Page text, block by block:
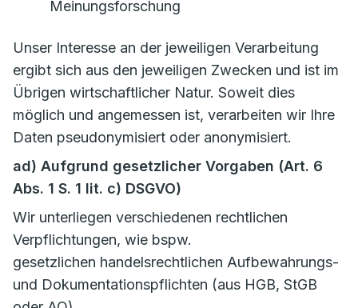
Meinungsforschung
Unser Interesse an der jeweiligen Verarbeitung
ergibt sich aus den jeweiligen Zwecken und ist im
Übrigen wirtschaftlicher Natur. Soweit dies
möglich und angemessen ist, verarbeiten wir Ihre
Daten pseudonymisiert oder anonymisiert.
ad) Aufgrund gesetzlicher Vorgaben (Art. 6
Abs. 1 S. 1 lit. c) DSGVO)
Wir unterliegen verschiedenen rechtlichen
Verpflichtungen, wie bspw.
gesetzlichen handelsrechtlichen Aufbewahrungs-
und Dokumentationspflichten (aus HGB, StGB